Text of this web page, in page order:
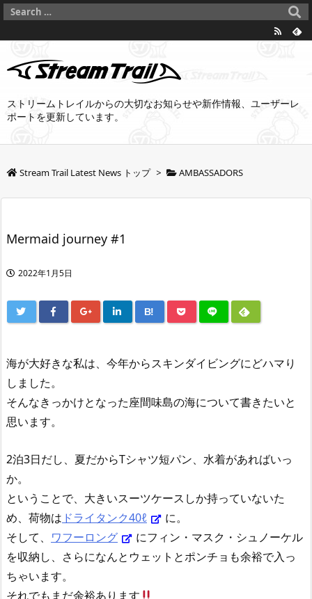
ストリームトレイルからの大切なお知らせや新作情報、ユーザーレ
ポートを更新しています。
Stream Trail Latest News トップ > AMBASSADORS
Mermaid journey #1
2022年1月5日
B!
海が大好きな私は、今年からスキンダイビングにどハマり
しました。
そんなきっかけとなった座間味島の海について書きたいと
思います。
2泊3日だし、夏だからTシャツ短パン、水着があればいっ
か。
ということで、大きいスーツケースしか持っていないた
め、荷物は ドライタンク40ℓ
に。
そして、 ワフーロング
にフィン・マスク・シュノーケル
を収納し、さらになんとウェットとポンチョも余裕で入っ
ちゃいます。
それでもまだ余裕あります